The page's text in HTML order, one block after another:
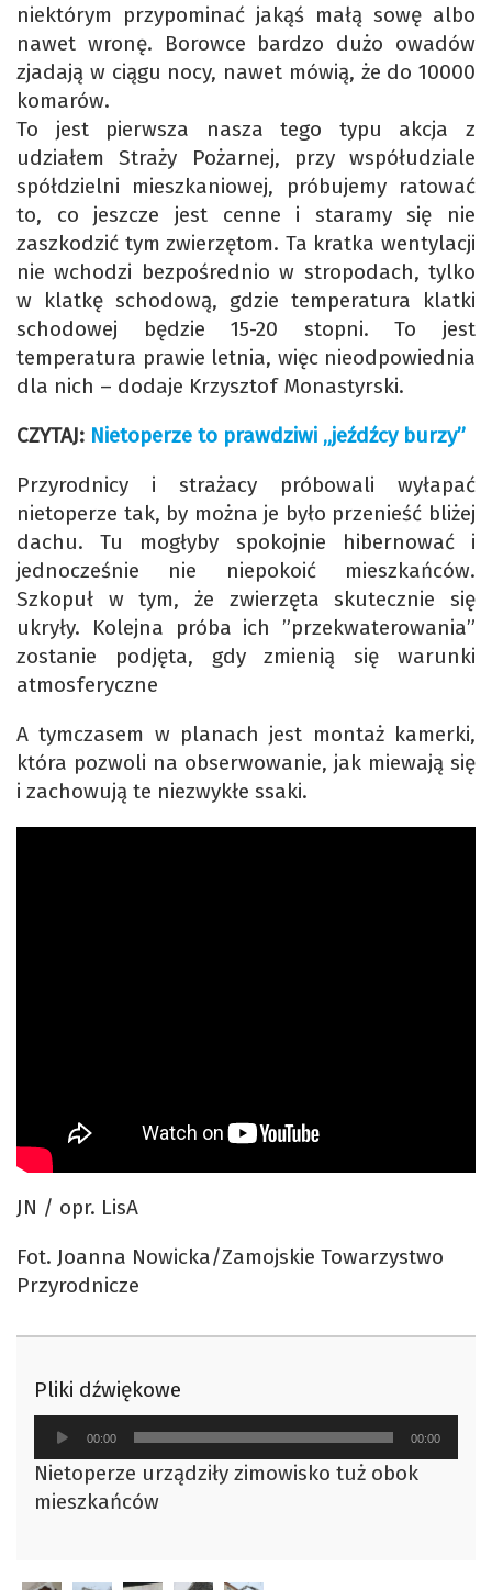
niektórym przypominać jakąś małą sowę albo
nawet wronę. Borowce bardzo dużo owadów
zjadają w ciągu nocy, nawet mówią, że do 10000
komarów.
To jest pierwsza nasza tego typu akcja z
udziałem Straży Pożarnej, przy współudziale
spółdzielni mieszkaniowej, próbujemy ratować
to, co jeszcze jest cenne i staramy się nie
zaszkodzić tym zwierzętom. Ta kratka wentylacji
nie wchodzi bezpośrednio w stropodach, tylko
w klatkę schodową, gdzie temperatura klatki
schodowej będzie 15-20 stopni. To jest
temperatura prawie letnia, więc nieodpowiednia
dla nich – dodaje Krzysztof Monastyrski.
CZYTAJ: Nietoperze to prawdziwi „jeźdźcy burzy”
Przyrodnicy i strażacy próbowali wyłapać
nietoperze tak, by można je było przenieść bliżej
dachu. Tu mogłyby spokojnie hibernować i
jednocześnie nie niepokoić mieszkańców.
Szkopuł w tym, że zwierzęta skutecznie się
ukryły. Kolejna próba ich ”przekwaterowania”
zostanie podjęta, gdy zmienią się warunki
atmosferyczne
A tymczasem w planach jest montaż kamerki,
która pozwoli na obserwowanie, jak miewają się
i zachowują te niezwykłe ssaki.
JN / opr. LisA
Fot. Joanna Nowicka/Zamojskie Towarzystwo
Przyrodnicze
Pliki dźwiękowe
Odtwarzacz
plików
dźwiękowych
00:00 00:00
Nietoperze urządziły zimowisko tuż obok
mieszkańców